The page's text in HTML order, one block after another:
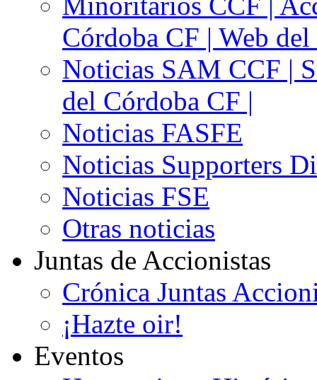
Córdoba CF | Web
Noticias SAM CCF |
del Córdoba CF |
Noticias FASFE
Noticias Supporters
Noticias FSE
Otras noticias
Juntas de Accionistas
Crónica Juntas
¡Hazte oir!
Eventos